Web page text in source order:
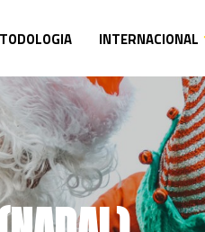
INTERNACIONAL